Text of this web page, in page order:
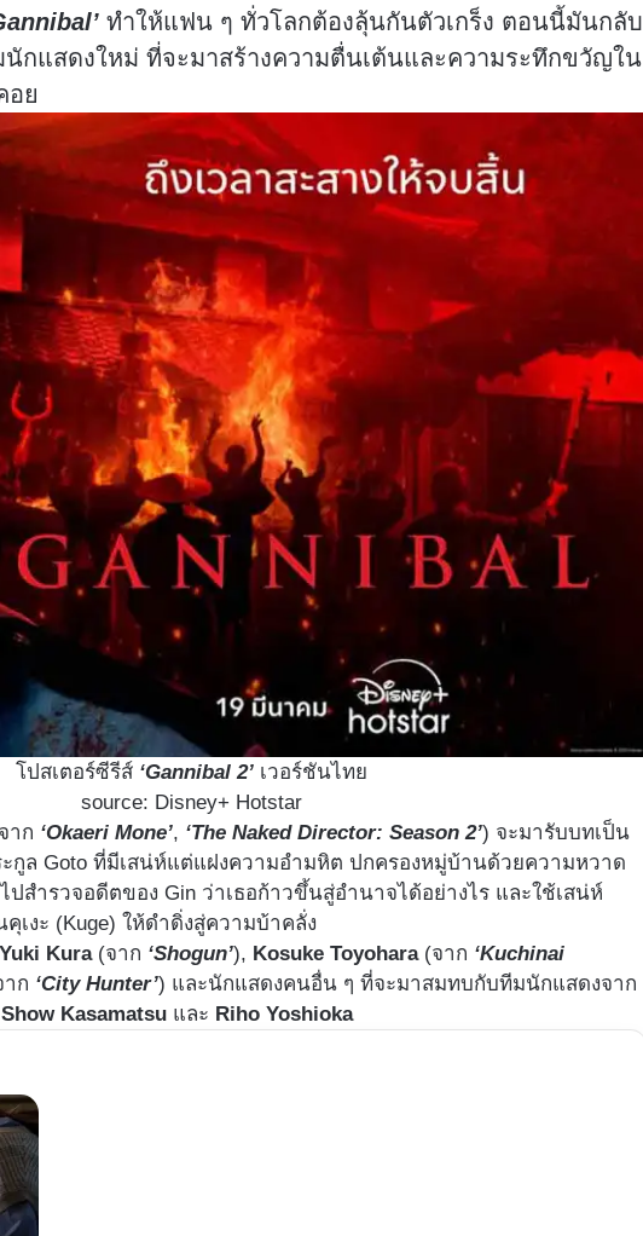
ทำให้แฟน ๆ ทั่วโลกต้องลุ้นกันตัวเกร็ง ตอนนี้มันกลับ
กแสดงใหม่ ที่จะมาสร้างความตื่นเต้นและความระทึกขวัญใน
อย
โปสเตอร์ซีรีส์ ‘Gannibal 2’ เวอร์ชันไทย
source: Disney+ Hotstar
าก ‘Okaeri Mone’, ‘The Naked Director: Season 2’) จะมารับบทเป็น
กูล Goto ที่มีเสน่ห์แต่แฝงความอำมหิต ปกครองหมู่บ้านด้วยความหวาด
สำรวจอดีตของ Gin ว่าเธอก้าวขึ้นสู่อำนาจได้อย่างไร และใช้เสน่ห์
เงะ (Kuge) ให้ดำดิ่งสู่ความบ้าคลั่ง
Yuki Kura(จาก ‘Shogun’), Kosuke Toyohara(จาก ‘Kuchinai
าก ‘City Hunter’) และนักแสดงคนอื่น ๆ ที่จะมาสมทบกับทีมนักแสดงจาก
Show Kasamatsu และ Riho Yoshioka